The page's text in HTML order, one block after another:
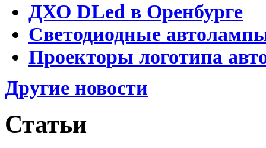
ДХО DLed в Оренбурге
Светодиодные
Проекторы логотипа
Другие новости
Статьи